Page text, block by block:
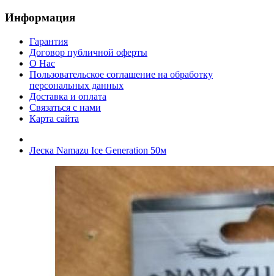
Информация
Гарантия
Договор публичной оферты
О Нас
Пользовательское соглашение на обработку
персональных данных
Доставка и оплата
Связаться с нами
Карта сайта
Леска Namazu Ice Generation 50м